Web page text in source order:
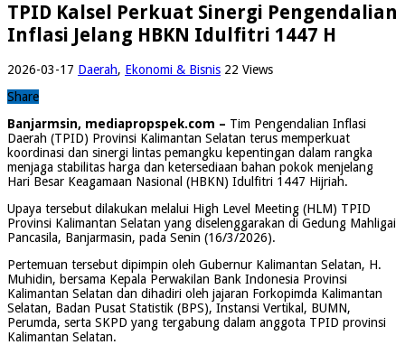
TPID Kalsel Perkuat Sinergi Pengendalian
Inflasi Jelang HBKN Idulfitri 1447 H
2026-03-17 Daerah, Ekonomi & Bisnis 22 Views
Share
Banjarmsin, mediapropspek.com – Tim Pengendalian Inflasi
Daerah (TPID) Provinsi Kalimantan Selatan terus memperkuat
koordinasi dan sinergi lintas pemangku kepentingan dalam rangka
menjaga stabilitas harga dan ketersediaan bahan pokok menjelang
Hari Besar Keagamaan Nasional (HBKN) Idulfitri 1447 Hijriah.
Upaya tersebut dilakukan melalui High Level Meeting (HLM) TPID
Provinsi Kalimantan Selatan yang diselenggarakan di Gedung Mahligai
Pancasila, Banjarmasin, pada Senin (16/3/2026).
Pertemuan tersebut dipimpin oleh Gubernur Kalimantan Selatan, H.
Muhidin, bersama Kepala Perwakilan Bank Indonesia Provinsi
Kalimantan Selatan dan dihadiri oleh jajaran Forkopimda Kalimantan
Selatan, Badan Pusat Statistik (BPS), Instansi Vertikal, BUMN,
Perumda, serta SKPD yang tergabung dalam anggota TPID provinsi
Kalimantan Selatan.